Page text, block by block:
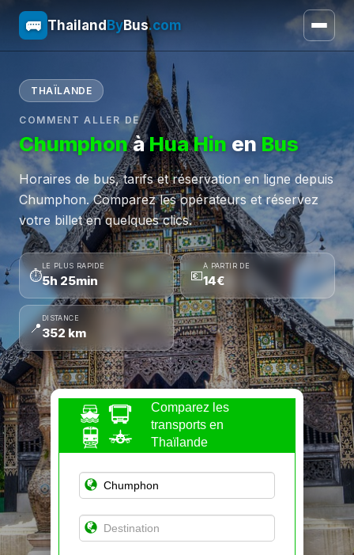
🚌 Thailand ByBus.com
THAÏLANDE
COMMENT ALLER DE
ChumphonàHua Hin en Bus
Horaires de bus, tarifs et réservation en ligne depuis
Chumphon. Comparez les opérateurs et réservez
votre billet en quelques clics.
⏱
LE PLUS RAPIDE
5h 25min 💶
À PARTIR DE
14€
📍
DISTANCE
352 km
Comparez les
transports en
Thaïlande